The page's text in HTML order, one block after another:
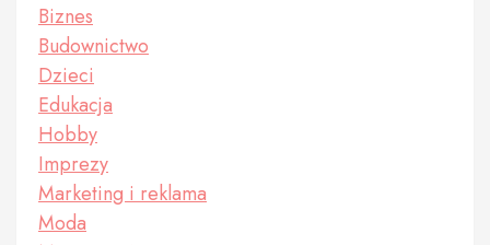
Biznes
Budownictwo
Dzieci
Edukacja
Hobby
Imprezy
Marketing i reklama
Moda